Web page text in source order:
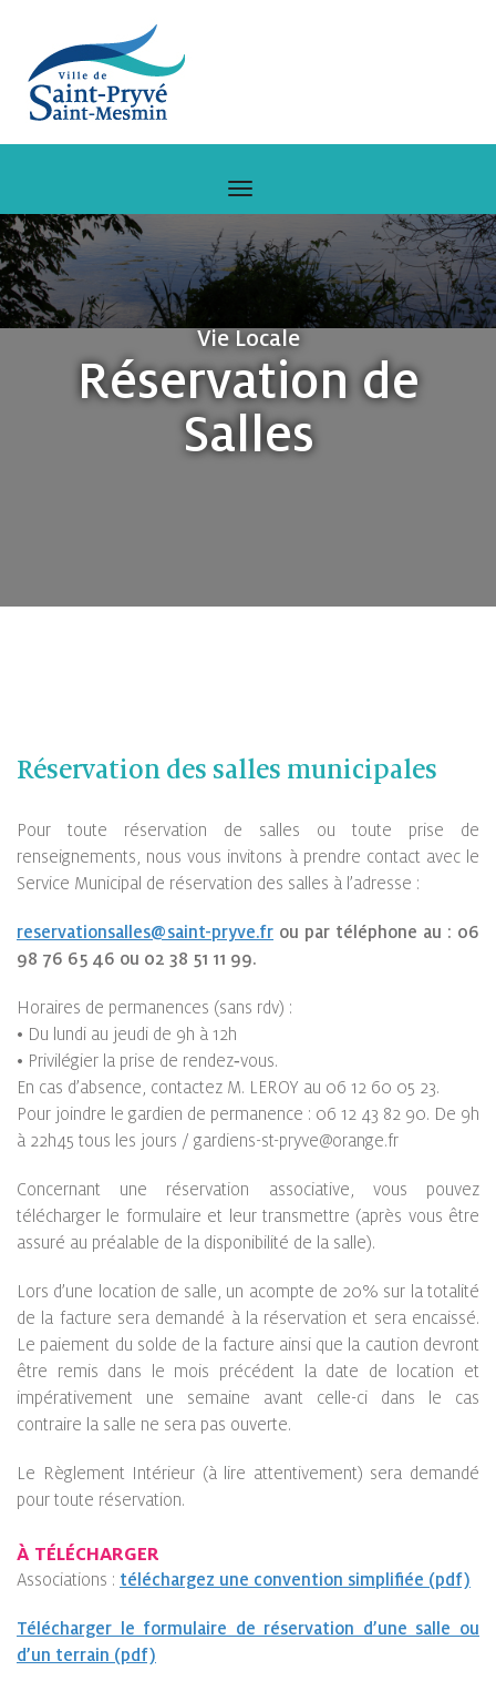
Vie Locale
Réservation de
Salles
Réservation des salles municipales
Pour toute réservation de salles ou toute prise de
renseignements, nous vous invitons à prendre contact avec le
Service Municipal de réservation des salles à l’adresse :
reservationsalles@saint-pryve.fr ou par téléphone au : 06
98 76 65 46 ou 02 38 51 11 99.
Horaires de permanences (sans rdv) :
• Du lundi au jeudi de 9h à 12h
• Privilégier la prise de rendez‑vous.
En cas d’absence, contactez M. LEROY au 06 12 60 05 23.
Pour joindre le gardien de permanence : 06 12 43 82 90. De 9h
à 22h45 tous les jours / gardiens-st-pryve@orange.fr
Concernant une réservation associative, vous pouvez
télécharger le formulaire et leur transmettre (après vous être
assuré au préalable de la disponibilité de la salle).
Lors d’une location de salle, un acompte de 20% sur la totalité
de la facture sera demandé à la réservation et sera encaissé.
Le paiement du solde de la facture ainsi que la caution devront
être remis dans le mois précédent la date de location et
impérativement une semaine avant celle-ci dans le cas
contraire la salle ne sera pas ouverte.
Le Règlement Intérieur (à lire attentivement) sera demandé
pour toute réservation.
À TÉLÉCHARGER
Associations : téléchargez une convention simplifiée (pdf)
Télécharger le formulaire de réservation d’une salle ou
d’un terrain (pdf)